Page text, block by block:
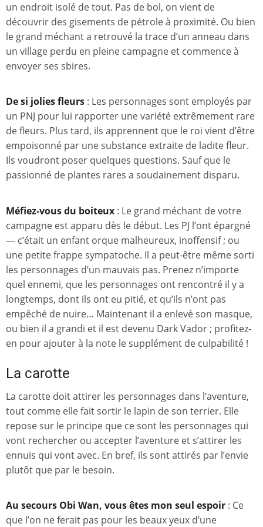
un endroit isolé de tout. Pas de bol, on vient de
découvrir des gisements de pétrole à proximité. Ou bien
le grand méchant a retrouvé la trace d’un anneau dans
un village perdu en pleine campagne et commence à
envoyer ses sbires.
De si jolies fleurs : Les personnages sont employés par
un PNJ pour lui rapporter une variété extrêmement rare
de fleurs. Plus tard, ils apprennent que le roi vient d’être
empoisonné par une substance extraite de ladite fleur.
Ils voudront poser quelques questions. Sauf que le
passionné de plantes rares a soudainement disparu.
Méfiez-vous du boiteux : Le grand méchant de votre
campagne est apparu dès le début. Les PJ l’ont épargné
— c’était un enfant orque malheureux, inoffensif ; ou
une petite frappe sympatoche. Il a peut-être même sorti
les personnages d’un mauvais pas. Prenez n’importe
quel ennemi, que les personnages ont rencontré il y a
longtemps, dont ils ont eu pitié, et qu’ils n’ont pas
empêché de nuire… Maintenant il a enlevé son masque,
ou bien il a grandi et il est devenu Dark Vador ; profitez-
en pour ajouter à la note le supplément de culpabilité !
La carotte
La carotte doit attirer les personnages dans l’aventure,
tout comme elle fait sortir le lapin de son terrier. Elle
repose sur le principe que ce sont les personnages qui
vont rechercher ou accepter l’aventure et s’attirer les
ennuis qui vont avec. En bref, ils sont attirés par l’envie
plutôt que par le besoin.
Au secours Obi Wan, vous êtes mon seul espoir : Ce
que l’on ne ferait pas pour les beaux yeux d’une